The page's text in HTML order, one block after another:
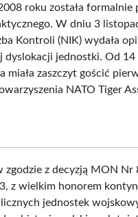
roku została formalnie
W dniu 3
Kontroli (NIK) wydała
dyslokacji jednostki. Od
miała zaszczyt gościć
NATO Tiger
zgodzie z decyzją MON
z wielkim honorem
jednostek